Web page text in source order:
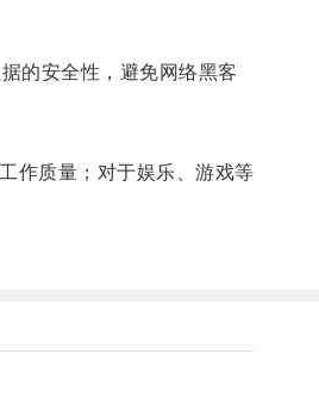
的安全性，避免网络黑客
作质量；对于娱乐、游戏等